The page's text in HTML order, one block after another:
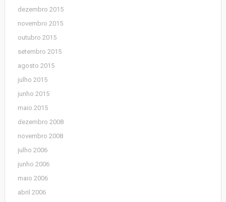
dezembro 2015
novembro 2015
outubro 2015
setembro 2015
agosto 2015
julho 2015
junho 2015
maio 2015
dezembro 2008
novembro 2008
julho 2006
junho 2006
maio 2006
abril 2006